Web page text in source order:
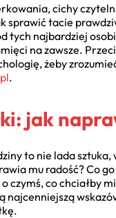
cichy
sprawić tacie
tych najbardziej
na zawsze.
żeby
.
jak
to nie lada
mu radość? Co
czymś, co chciałby
najcenniejszą